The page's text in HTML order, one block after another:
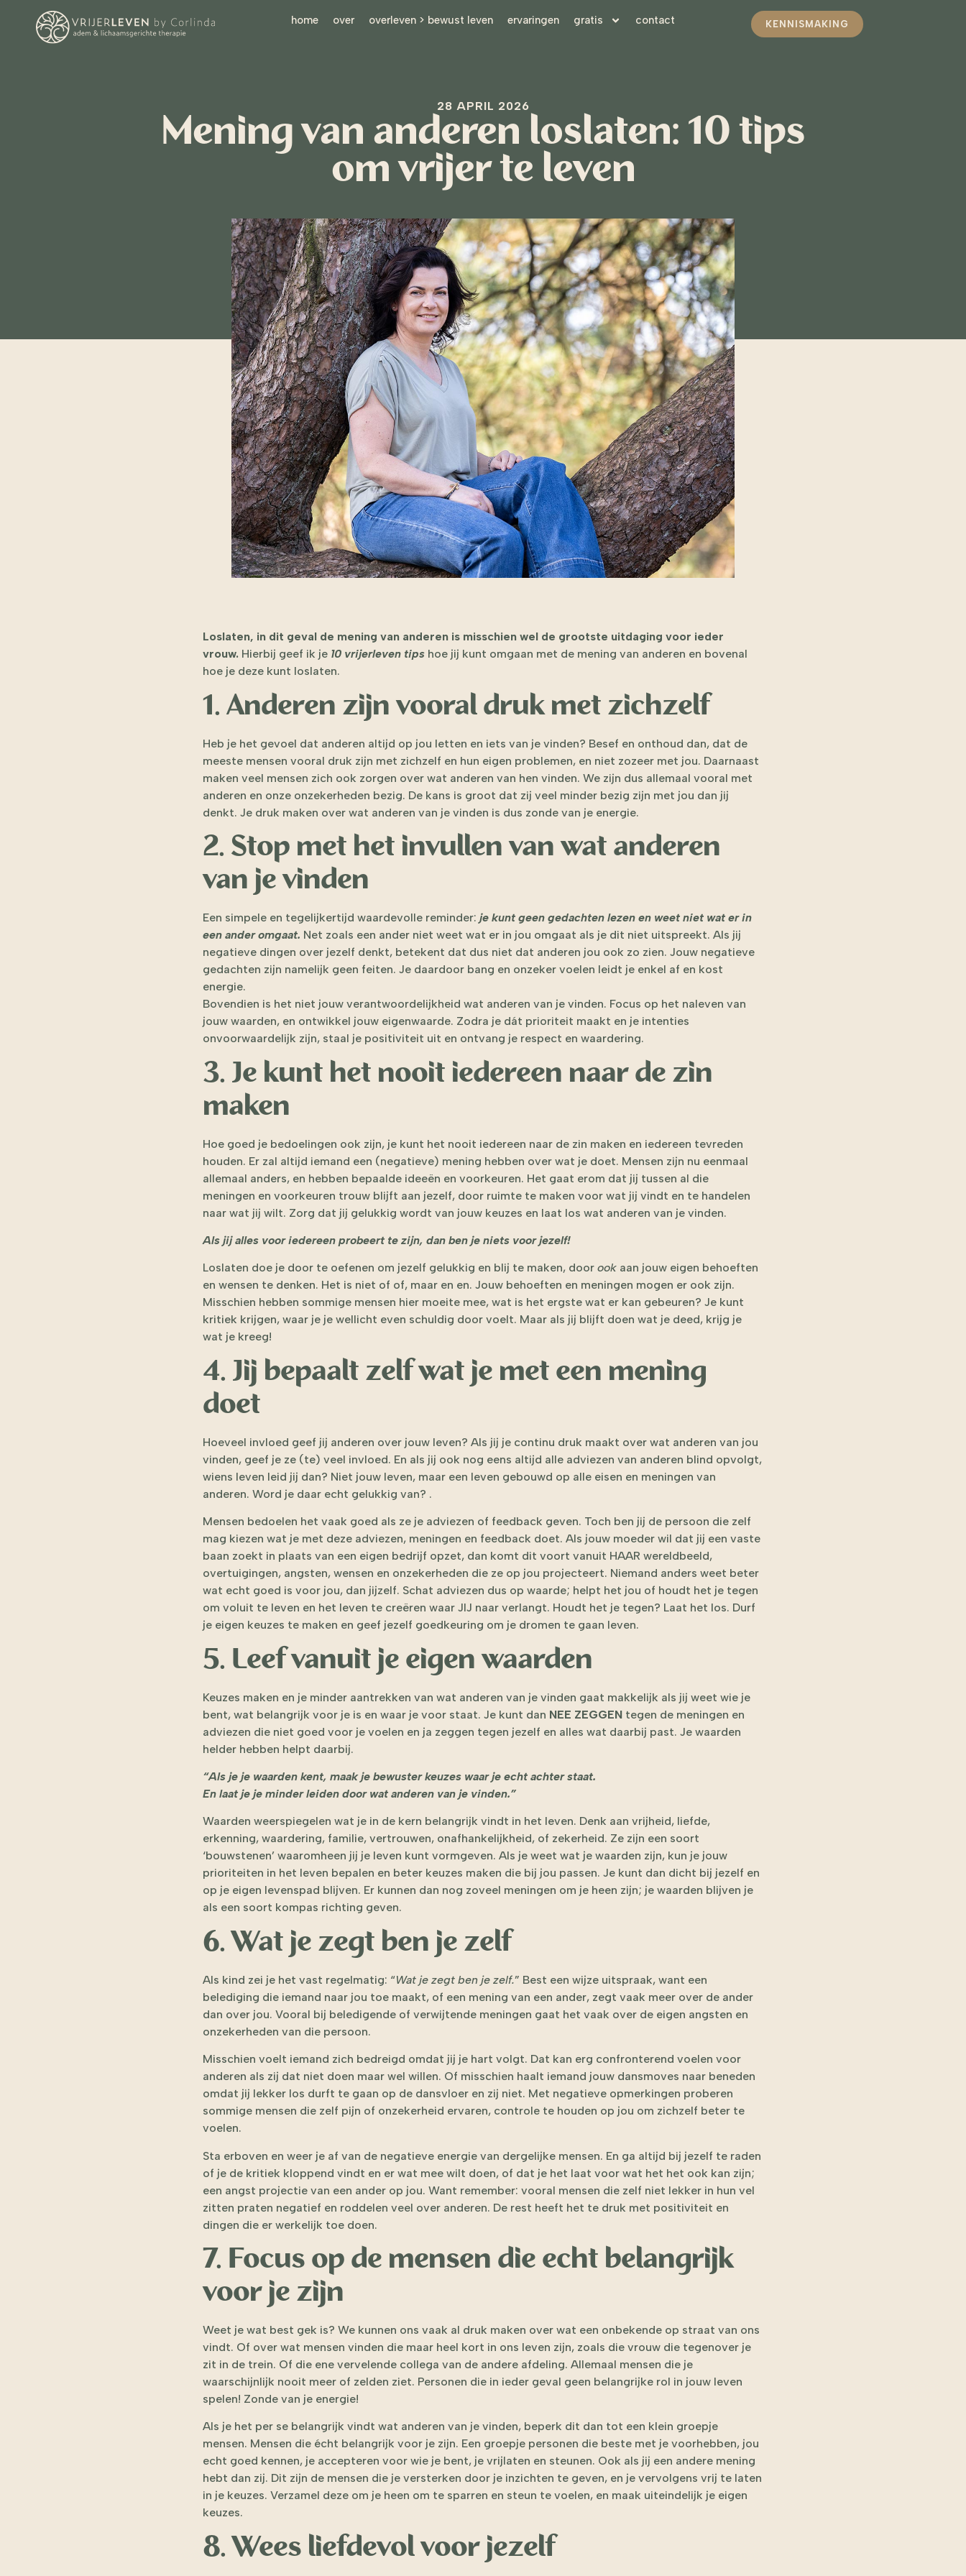
home over overleven > bewust leven ervaringen gratis contact KENNISMAKING
28 APRIL 2026
Mening van anderen loslaten: 10 tips
om vrijer te leven
Loslaten, in dit geval de mening van anderen is misschien wel de grootste uitdaging voor ieder
vrouw. Hierbij geef ik je 10 vrijerleven tips hoe jij kunt omgaan met de mening van anderen en bovenal
hoe je deze kunt loslaten.
1. Anderen zijn vooral druk met zichzelf
Heb je het gevoel dat anderen altijd op jou letten en iets van je vinden? Besef en onthoud dan, dat de
meeste mensen vooral druk zijn met zichzelf en hun eigen problemen, en niet zozeer met jou. Daarnaast
maken veel mensen zich ook zorgen over wat anderen van hen vinden. We zijn dus allemaal vooral met
anderen en onze onzekerheden bezig. De kans is groot dat zij veel minder bezig zijn met jou dan jij
denkt. Je druk maken over wat anderen van je vinden is dus zonde van je energie.
2. Stop met het invullen van wat anderen
van je vinden
Een simpele en tegelijkertijd waardevolle reminder: je kunt geen gedachten lezen en weet niet wat er in
een ander omgaat. Net zoals een ander niet weet wat er in jou omgaat als je dit niet uitspreekt. Als jij
negatieve dingen over jezelf denkt, betekent dat dus niet dat anderen jou ook zo zien. Jouw negatieve
gedachten zijn namelijk geen feiten. Je daardoor bang en onzeker voelen leidt je enkel af en kost
energie.
Bovendien is het niet jouw verantwoordelijkheid wat anderen van je vinden. Focus op het naleven van
jouw waarden, en ontwikkel jouw eigenwaarde. Zodra je dát prioriteit maakt en je intenties
onvoorwaardelijk zijn, staal je positiviteit uit en ontvang je respect en waardering.
3. Je kunt het nooit iedereen naar de zin
maken
Hoe goed je bedoelingen ook zijn, je kunt het nooit iedereen naar de zin maken en iedereen tevreden
houden. Er zal altijd iemand een (negatieve) mening hebben over wat je doet. Mensen zijn nu eenmaal
allemaal anders, en hebben bepaalde ideeën en voorkeuren. Het gaat erom dat jij tussen al die
meningen en voorkeuren trouw blijft aan jezelf, door ruimte te maken voor wat jij vindt en te handelen
naar wat jij wilt. Zorg dat jij gelukkig wordt van jouw keuzes en laat los wat anderen van je vinden.
Als jij alles voor iedereen probeert te zijn, dan ben je niets voor jezelf!
Loslaten doe je door te oefenen om jezelf gelukkig en blij te maken, door ook aan jouw eigen behoeften
en wensen te denken. Het is niet of of, maar en en. Jouw behoeften en meningen mogen er ook zijn.
Misschien hebben sommige mensen hier moeite mee, wat is het ergste wat er kan gebeuren? Je kunt
kritiek krijgen, waar je je wellicht even schuldig door voelt. Maar als jij blijft doen wat je deed, krijg je
wat je kreeg!
4. Jij bepaalt zelf wat je met een mening
doet
Hoeveel invloed geef jij anderen over jouw leven? Als jij je continu druk maakt over wat anderen van jou
vinden, geef je ze (te) veel invloed. En als jij ook nog eens altijd alle adviezen van anderen blind opvolgt,
wiens leven leid jij dan? Niet jouw leven, maar een leven gebouwd op alle eisen en meningen van
anderen. Word je daar echt gelukkig van? .
Mensen bedoelen het vaak goed als ze je adviezen of feedback geven. Toch ben jij de persoon die zelf
mag kiezen wat je met deze adviezen, meningen en feedback doet. Als jouw moeder wil dat jij een vaste
baan zoekt in plaats van een eigen bedrijf opzet, dan komt dit voort vanuit HAAR wereldbeeld,
overtuigingen, angsten, wensen en onzekerheden die ze op jou projecteert. Niemand anders weet beter
wat echt goed is voor jou, dan jijzelf. Schat adviezen dus op waarde; helpt het jou of houdt het je tegen
om voluit te leven en het leven te creëren waar JIJ naar verlangt. Houdt het je tegen? Laat het los. Durf
je eigen keuzes te maken en geef jezelf goedkeuring om je dromen te gaan leven.
5. Leef vanuit je eigen waarden
Keuzes maken en je minder aantrekken van wat anderen van je vinden gaat makkelijk als jij weet wie je
bent, wat belangrijk voor je is en waar je voor staat. Je kunt dan NEE ZEGGEN tegen de meningen en
adviezen die niet goed voor je voelen en ja zeggen tegen jezelf en alles wat daarbij past. Je waarden
helder hebben helpt daarbij.
“Als je je waarden kent, maak je bewuster keuzes waar je echt achter staat.
En laat je je minder leiden door wat anderen van je vinden.”
Waarden weerspiegelen wat je in de kern belangrijk vindt in het leven. Denk aan vrijheid, liefde,
erkenning, waardering, familie, vertrouwen, onafhankelijkheid, of zekerheid. Ze zijn een soort
‘bouwstenen’ waaromheen jij je leven kunt vormgeven. Als je weet wat je waarden zijn, kun je jouw
prioriteiten in het leven bepalen en beter keuzes maken die bij jou passen. Je kunt dan dicht bij jezelf en
op je eigen levenspad blijven. Er kunnen dan nog zoveel meningen om je heen zijn; je waarden blijven je
als een soort kompas richting geven.
6. Wat je zegt ben je zelf
Als kind zei je het vast regelmatig: “Wat je zegt ben je zelf.” Best een wijze uitspraak, want een
belediging die iemand naar jou toe maakt, of een mening van een ander, zegt vaak meer over de ander
dan over jou. Vooral bij beledigende of verwijtende meningen gaat het vaak over de eigen angsten en
onzekerheden van die persoon.
Misschien voelt iemand zich bedreigd omdat jij je hart volgt. Dat kan erg confronterend voelen voor
anderen als zij dat niet doen maar wel willen. Of misschien haalt iemand jouw dansmoves naar beneden
omdat jij lekker los durft te gaan op de dansvloer en zij niet. Met negatieve opmerkingen proberen
sommige mensen die zelf pijn of onzekerheid ervaren, controle te houden op jou om zichzelf beter te
voelen.
Sta erboven en weer je af van de negatieve energie van dergelijke mensen. En ga altijd bij jezelf te raden
of je de kritiek kloppend vindt en er wat mee wilt doen, of dat je het laat voor wat het het ook kan zijn;
een angst projectie van een ander op jou. Want remember: vooral mensen die zelf niet lekker in hun vel
zitten praten negatief en roddelen veel over anderen. De rest heeft het te druk met positiviteit en
dingen die er werkelijk toe doen.
7. Focus op de mensen die echt belangrijk
voor je zijn
Weet je wat best gek is? We kunnen ons vaak al druk maken over wat een onbekende op straat van ons
vindt. Of over wat mensen vinden die maar heel kort in ons leven zijn, zoals die vrouw die tegenover je
zit in de trein. Of die ene vervelende collega van de andere afdeling. Allemaal mensen die je
waarschijnlijk nooit meer of zelden ziet. Personen die in ieder geval geen belangrijke rol in jouw leven
spelen! Zonde van je energie!
Als je het per se belangrijk vindt wat anderen van je vinden, beperk dit dan tot een klein groepje
mensen. Mensen die écht belangrijk voor je zijn. Een groepje personen die beste met je voorhebben, jou
echt goed kennen, je accepteren voor wie je bent, je vrijlaten en steunen. Ook als jij een andere mening
hebt dan zij. Dit zijn de mensen die je versterken door je inzichten te geven, en je vervolgens vrij te laten
in je keuzes. Verzamel deze om je heen om te sparren en steun te voelen, en maak uiteindelijk je eigen
keuzes.
8. Wees liefdevol voor jezelf